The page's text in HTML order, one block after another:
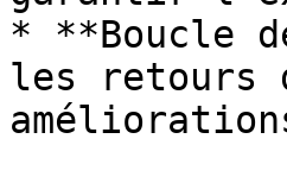
* **Boucle
les retours